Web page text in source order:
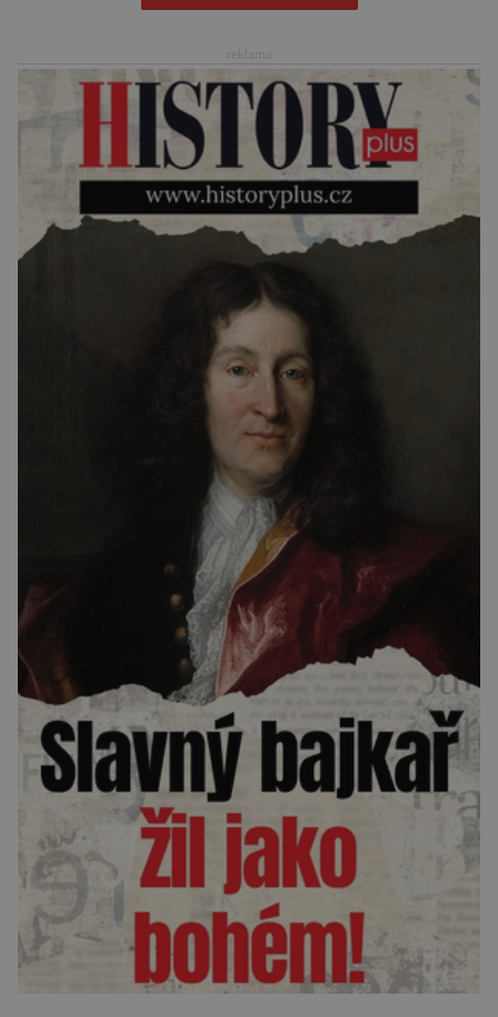
věštila, které technologie v dohledné
Za vším stojí australští výzkumníci, kteří pomocí
umělé inteligence a […]